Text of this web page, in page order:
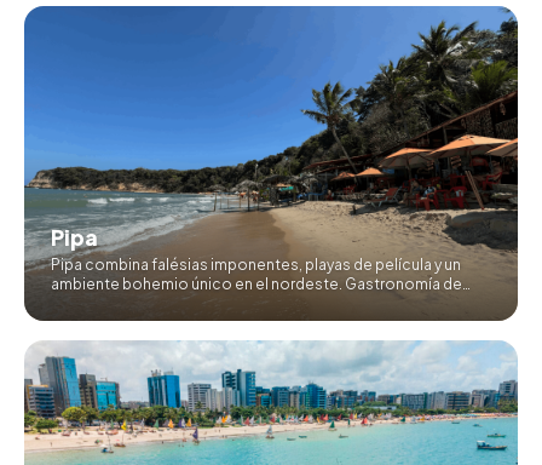
Pipa
Pipa combina falésias imponentes, playas de película y un
ambiente bohemio único en el nordeste. Gastronomía de
autor, avistaje de delfines y surf en uno de los rincones más
encantadores de Brasil.